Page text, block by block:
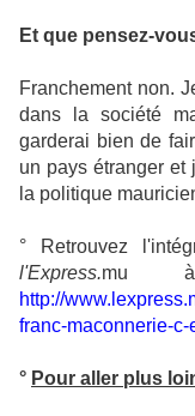
Et que pensez-
Franchement non.
dans la société
garderai bien de
un pays étranger et
la politique
° Retrouvez
l'Express.mu à
http://
franc-maconnerie-c-
° Pour aller plus